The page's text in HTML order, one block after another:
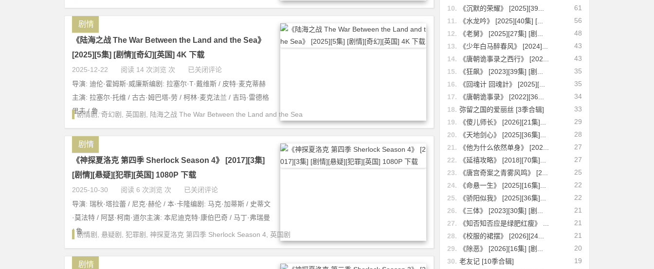
《陆海之战 The War Between the Land and the Sea》
[2025][5集] [剧情][奇幻][英国] 4K 下载
2025-12-22 阅读 14 次浏览 次 已关闭评论
剧情
导演: 迪伦·霍姆斯·威廉斯编剧: 拉塞尔·T·戴维斯 / 皮特·麦克蒂赫
主演: 拉塞尔·托维 / 古古·姆巴塔-劳 / 柯林·麦克法兰 / 吉玛·雷德格
里夫 / 鲁...
剧情剧,奇幻剧 英国剧 陆海之战 The War Between the Land and the Sea
《神探夏洛克 第四季 Sherlock Season 4》 [2017][3集]
[剧情][悬疑][犯罪][英国] 1080P 下载
2025-10-30 阅读 6 次浏览 次 已关闭评论
剧情
导演: 瑞秋·塔拉蕾 / 尼克·赫伦 / 本·卡隆编剧: 马克·加蒂斯 / 史蒂文
·莫法特 / 阿瑟·柯南·道尔主演: 本尼迪克特·康伯巴奇 / 马丁·弗瑞曼
/ 鲁...
剧情剧 悬疑剧 犯罪剧 神探夏洛克 第四季 Sherlock Season 4 英国剧
剧情
61
10.
《沉默的荣耀》 [2025][39...
56
11.
《水龙吟》 [2025][40集] [...
48
12.
《老舅》 [2025][27集] [剧...
43
13.
《少年白马醉春风》 [2024]...
43
14.
《唐朝诡事录之西行》 [202...
35
15.
《狂飙》 [2023][39集] [剧...
35
16.
《回魂计 回魂計》 [2025][...
34
17.
《唐朝诡事录》 [2022][36...
33
18. 弥留之国的爱丽丝 [3季合辑]
29
19.
《傻儿师长》 [2026][21集]...
28
20.
《天地剑心》 [2025][36集]...
27
21.
《他为什么依然单身》 [202...
27
22.
《延禧攻略》 [2018][70集]...
25
23.
《唐宫奇案之青雾风鸣》 [2...
22
24.
《命悬一生》 [2025][16集]...
22
25.
《骄阳似我》 [2025][36集]...
21
26.
《三体》 [2023][30集] [剧...
21
27.
《知否知否应是绿肥红瘦》 ...
21
28.
《校服的裙摆》 [2026][24...
20
29.
《除恶》 [2026][16集] [剧...
19
30. 老友记 [10季合辑]